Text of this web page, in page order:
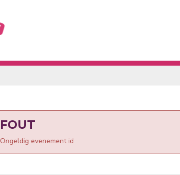
FOUT
Ongeldig evenement id